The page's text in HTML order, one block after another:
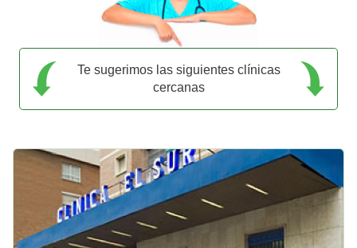
Te sugerimos las siguientes clínicas
cercanas